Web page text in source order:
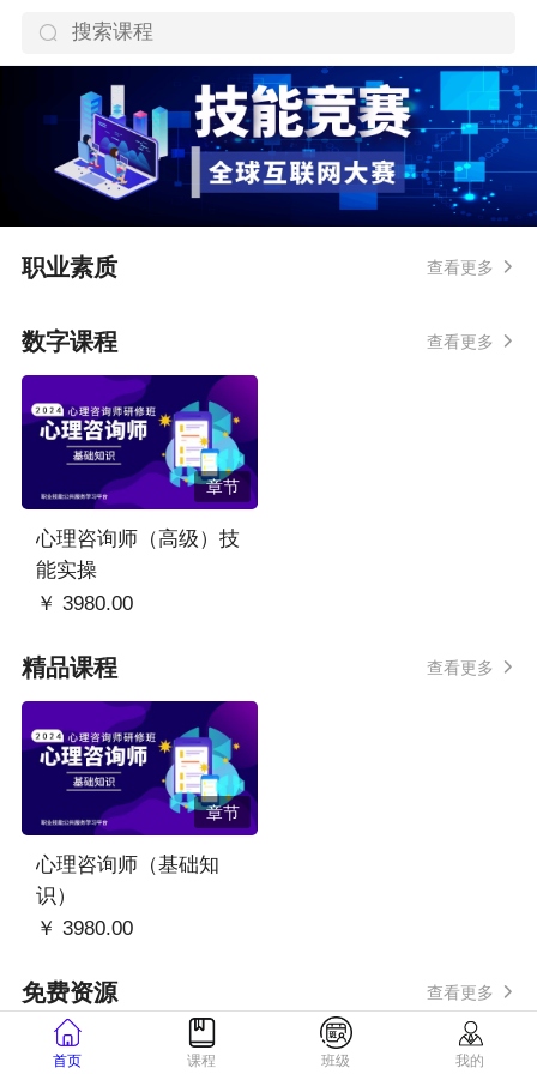
职业素质 查看更多
数字课程 查看更多
章节
心理咨询师（高级）技
能实操
￥ 3980.00
精品课程 查看更多
章节
心理咨询师（基础知
识）
￥ 3980.00
免费资源 查看更多
专题课程 查看更多
首页 课程 班级 我的